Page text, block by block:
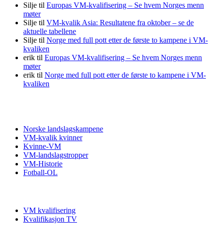
Silje til Europas VM-kvalifisering – Se hvem Norges menn
møter
Silje til VM-kvalik Asia: Resultatene fra oktober – se de
aktuelle tabellene
Silje til Norge med full pott etter de første to kampene i VM-
kvaliken
erik til Europas VM-kvalifisering – Se hvem Norges menn
møter
erik til Norge med full pott etter de første to kampene i VM-
kvaliken
Norske landslagskampene
VM-kvalik kvinner
Kvinne-VM
VM-landslagstropper
VM-Historie
Fotball-OL
VM kvalifisering
Kvalifikasjon TV